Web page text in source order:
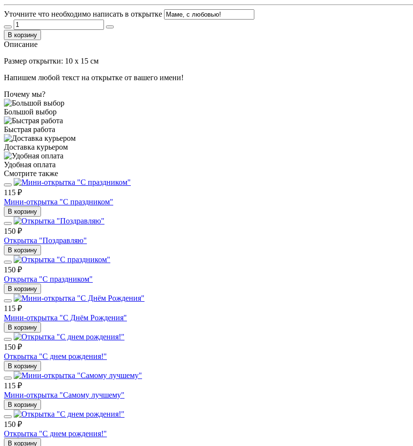
Уточните что необходимо написать в открытке
В корзину
Описание
Размер открытки: 10 x 15 см
Напишем любой текст на открытке от вашего имени!
Почему мы?
Большой выбор
Быстрая работа
Доставка курьером
Удобная оплата
Смотрите также
115 ₽
Мини-открытка "С праздником"
В корзину
150 ₽
Открытка "Поздравляю"
В корзину
150 ₽
Открытка "С праздником"
В корзину
115 ₽
Мини-открытка "С Днём Рождения"
В корзину
150 ₽
Открытка "С днем рождения!"
В корзину
115 ₽
Мини-открытка "Самому лучшему"
В корзину
150 ₽
Открытка "С днем рождения!"
В корзину